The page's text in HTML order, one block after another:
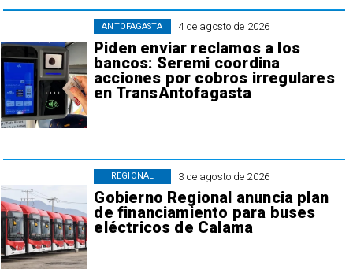
4 de agosto de 2026
Piden enviar reclamos a los
bancos: Seremi coordina
acciones por cobros irregulares
en TransAntofagasta
ANTOFAGASTA
3 de agosto de 2026
Gobierno Regional anuncia plan
de financiamiento para buses
eléctricos de Calama
REGIONAL